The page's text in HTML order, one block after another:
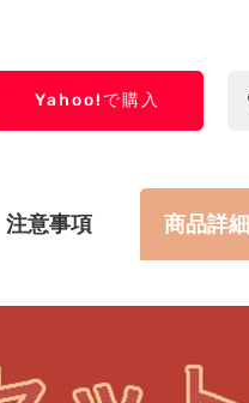
Yahoo!で購入
注意事項 商品詳細